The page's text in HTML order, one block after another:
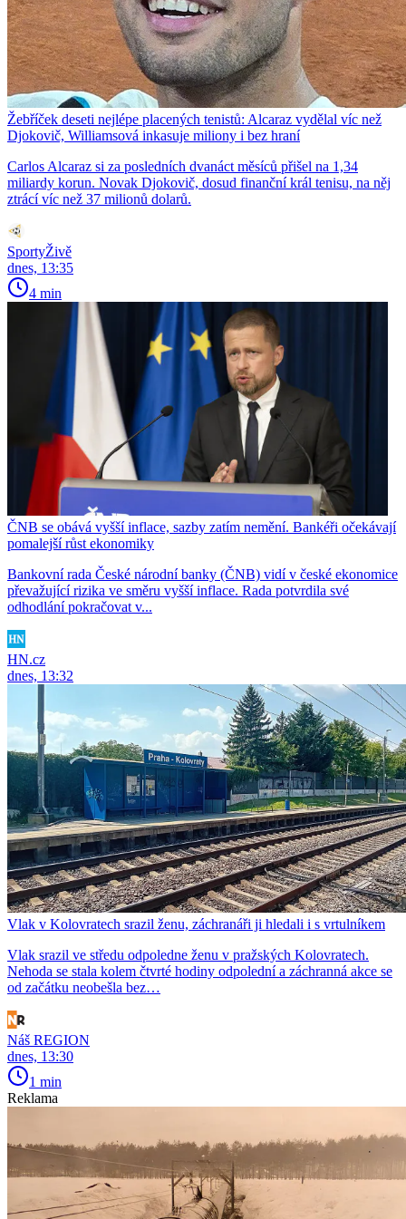
Žebříček deseti nejlépe placených tenistů: Alcaraz vydělal víc než
Djokovič, Williamsová inkasuje miliony i bez hraní
Carlos Alcaraz si za posledních dvanáct měsíců přišel na 1,34
miliardy korun. Novak Djokovič, dosud finanční král tenisu, na něj
ztrácí víc než 37 milionů dolarů.
SportyŽivě
dnes, 13:35
4 min
ČNB se obává vyšší inflace, sazby zatím nemění. Bankéři očekávají
pomalejší růst ekonomiky
Bankovní rada České národní banky (ČNB) vidí v české ekonomice
převažující rizika ve směru vyšší inflace. Rada potvrdila své
odhodlání pokračovat v...
HN.cz
dnes, 13:32
Vlak v Kolovratech srazil ženu, záchranáři ji hledali i s vrtulníkem
Vlak srazil ve středu odpoledne ženu v pražských Kolovratech.
Nehoda se stala kolem čtvrté hodiny odpolední a záchranná akce se
od začátku neobešla bez…
Náš REGION
dnes, 13:30
1 min
Reklama